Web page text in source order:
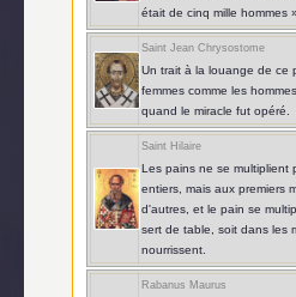
était de cinq mille hommes ».
Saint Jean Chrysostome
Un trait à la louange de ce
femmes comme les
quand le miracle fut opéré.
Saint Hilaire
Les pains ne se multiplient
entiers, mais aux premiers
d'autres, et le pain se
sert de table, soit dans les
nourrissent.
Rabanus Maurus